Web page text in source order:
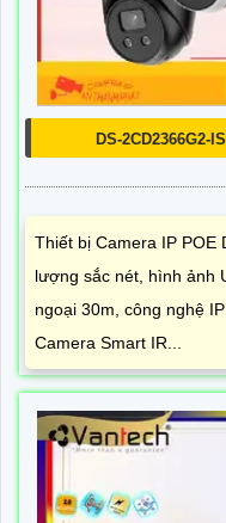
DS-2CD2366G2-
Thiết bị Camera IP POE
lượng sắc nét, hình ảnh
ngoại 30m, công nghệ
Camera Smart IR...